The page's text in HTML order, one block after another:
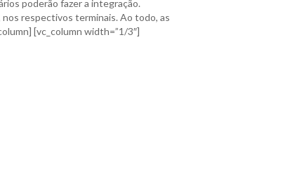
poderão fazer a integração.
respectivos terminais. Ao todo, as
[vc_column width=”1/3″]